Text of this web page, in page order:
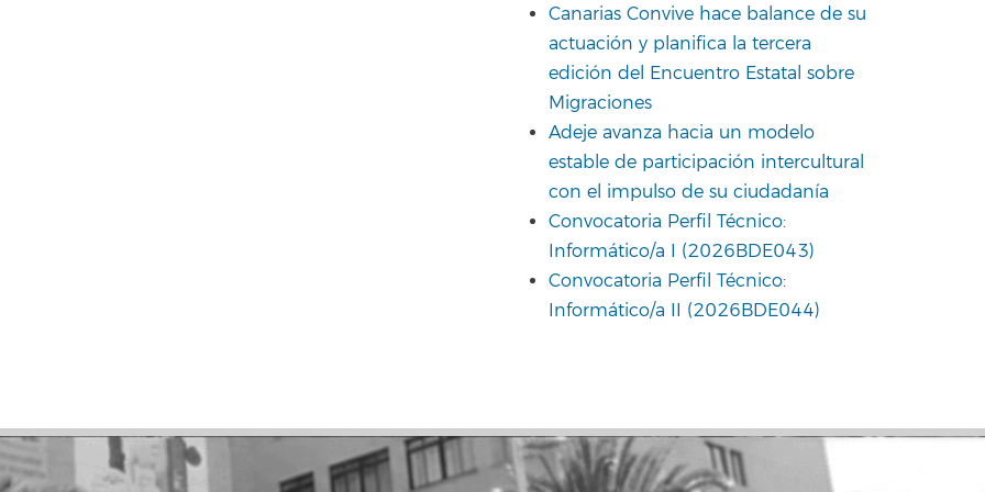
Canarias Convive hace balance de su
actuación y planifica la tercera
edición del Encuentro Estatal sobre
Migraciones
Adeje avanza hacia un modelo
estable de participación intercultural
con el impulso de su ciudadanía
Convocatoria Perfil Técnico:
Informático/a I (2026BDE043)
Convocatoria Perfil Técnico:
Informático/a II (2026BDE044)